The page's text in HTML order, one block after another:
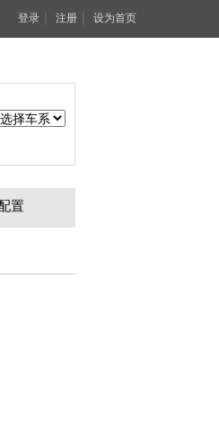
登录 注册 设为首页
置